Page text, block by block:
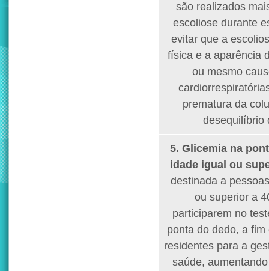
são realizados
escoliose durante
evitar que a
física e a aparência
ou mesmo
prematura da
desequilíbrio
5. Glicemia na
idade igual ou
destinada a
ou superior a
participarem no
ponta do dedo, a
residentes para a
saúde,